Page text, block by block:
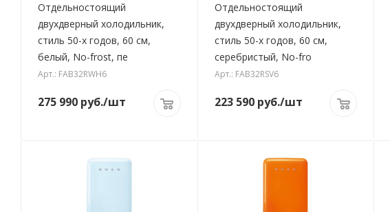
Отдельностоящий
двухдверный холодильник,
стиль 50-х годов, 60 см,
белый, No-frost, пе
Арт.: FAB32RWH6
275 990 руб./шт
Отдельностоящий
двухдверный холодильник,
стиль 50-х годов, 60 см,
серебристый, No-fro
Арт.: FAB32RSV6
223 590руб./шт